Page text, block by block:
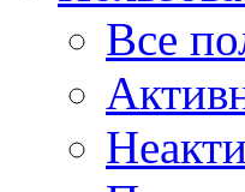
Все